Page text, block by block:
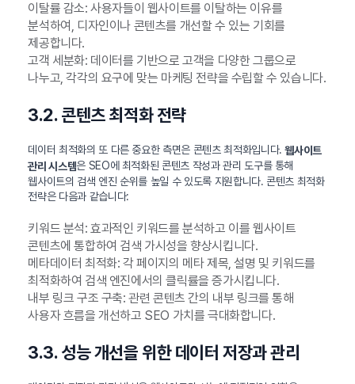
이탈률 감소: 사용자들이 웹사이트를 이탈하는 이유를
분석하여, 디자인이나 콘텐츠를 개선할 수 있는 기회를
제공합니다.
고객 세분화: 데이터를 기반으로 고객을 다양한 그룹으로
나누고, 각각의 요구에 맞는 마케팅 전략을 수립할 수 있습니다.
3.2. 콘텐츠 최적화 전략
데이터 최적화의 또 다른 중요한 측면은 콘텐츠 최적화입니다.웹사이트
관리 시스템은 SEO에 최적화된 콘텐츠 작성과 관리 도구를 통해
웹사이트의 검색 엔진 순위를 높일 수 있도록 지원합니다. 콘텐츠 최적화
전략은 다음과 같습니다:
키워드 분석: 효과적인 키워드를 분석하고 이를 웹사이트
콘텐츠에 통합하여 검색 가시성을 향상시킵니다.
메타데이터 최적화: 각 페이지의 메타 제목, 설명 및 키워드를
최적화하여 검색 엔진에서의 클릭률을 증가시킵니다.
내부 링크 구조 구축: 관련 콘텐츠 간의 내부 링크를 통해
사용자 흐름을 개선하고 SEO 가치를 극대화합니다.
3.3. 성능 개선을 위한 데이터 저장과 관리